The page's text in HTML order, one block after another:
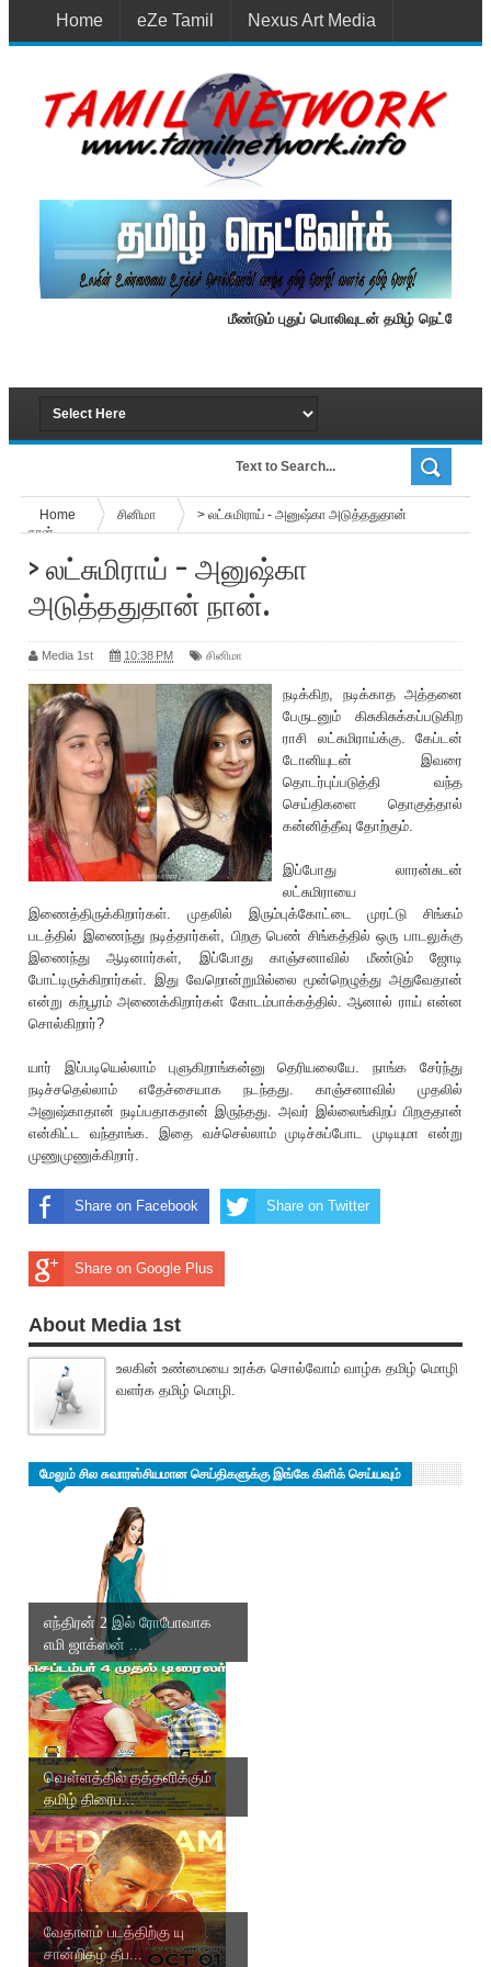
Home eZe Tamil Nexus Art Media
மீண்டும் புதுப் பொலிவுடன் தமிழ் நெட்வேர்க்.
Home சினிமா
> லட்சுமிராய் - அனுஷ்கா அடுத்ததுதான்
நான்.
> லட்சுமிராய் - அனுஷ்கா
அடுத்ததுதான் நான்.
Media 1st 10:38 PM சினிமா
நடிக்கிற, நடிக்காத அத்தனை
பேருடனும் கிசுகிசுக்கப்படுகிற
ராசி லட்சுமிராய்க்கு. கேப்டன்
டோனியுடன் இவரை
தொடர்புப்படுத்தி வந்த
செய்திகளை தொகுத்தால்
கன்னித்தீவு தோற்கும்.
இப்போது லாரன்சுடன்
லட்சுமிராயை
இணைத்திருக்கிறார்கள். முதலில் இரும்புக்கோட்டை முரட்டு சிங்கம்
படத்தில் இணைந்து நடித்தார்கள், பிறகு பெண் சிங்கத்தில் ஒரு பாடலுக்கு
இணைந்து ஆடினார்கள், இப்போது காஞ்சனாவில் மீண்டும் ஜோடி
போட்டிருக்கிறார்கள். இது வேறொன்றுமில்லை மூன்றெழுத்து அதுவேதான்
என்று கற்பூரம் அணைக்கிறார்கள் கோடம்பாக்கத்தில். ஆனால் ராய் என்ன
சொல்கிறார்?
யார் இப்படியெல்லாம் புளுகிறாங்கன்னு தெ‌ரியலையே. நாங்க சேர்ந்து
நடிச்சதெல்லாம் எதேச்சையாக நடந்தது. காஞ்சனாவில் முதலில்
அனுஷ்காதான் நடிப்பதாகதான் இருந்தது. அவர் இல்லைங்கிறப் பிறகுதான்
என்கிட்ட வந்தாங்க. இதை வச்செல்லாம் முடிச்சுப்போட முடியுமா என்று
முணுமுணுக்கிறார்.
Share on Facebook Share on Twitter
Share on Google Plus
About Media 1st
உலகின் உண்மையை உரக்க சொல்வோம் வாழ்க தமிழ் மொழி
வளர்க தமிழ் மொழி.
மேலும் சில சுவாரஸ்சியமான செய்திகளுக்கு இங்கே கிளிக் செய்யவும்
எந்திரன் 2 இல் ரோபோவாக
எமி ஜாக்ஸன் ...
வௌ்ளத்தில் தத்தளிக்கும்
தமிழ் திரைப...
வேதாளம் படத்திற்கு யு
சான்றிதழ் தீப...